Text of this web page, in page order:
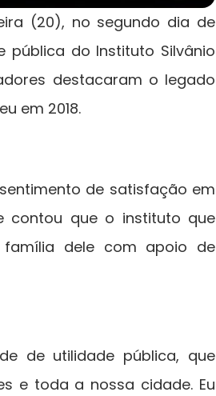
(20), no segundo dia de
pública do Instituto Silvânio
destacaram o legado
em 2018.
de satisfação em
contou que o instituto que
família dele com apoio de
de utilidade pública, que
e toda a nossa cidade. Eu